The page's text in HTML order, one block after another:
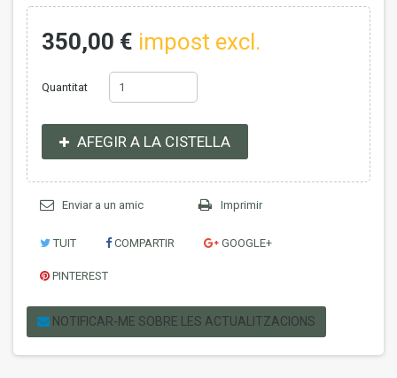
350,00 € impost excl.
Quantitat
AFEGIR A LA CISTELLA
Enviar a un amic Imprimir
TUIT COMPARTIR GOOGLE+
PINTEREST
NOTIFICAR-ME SOBRE LES ACTUALITZACIONS